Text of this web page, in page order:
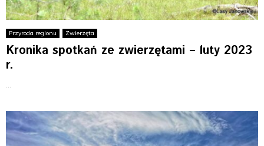
E
N
U
Przyroda regionu Zwierzęta
Kronika spotkań ze zwierzętami – luty 2023
r.
...